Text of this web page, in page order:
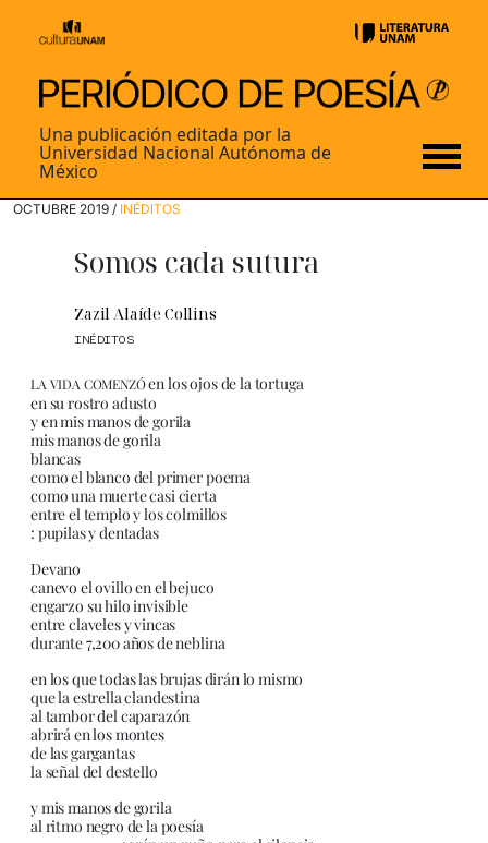
Una publicación editada por la
Universidad Nacional Autónoma de
México
OCTUBRE 2019 / INÉDITOS
Somos cada sutura
Zazil Alaíde Collins
INÉDITOS
LA VIDA COMENZÓen los ojos de la tortuga
en su rostro adusto
y en mis manos de gorila
mis manos de gorila
blancas
como el blanco del primer poema
como una muerte casi cierta
entre el templo y los colmillos
: pupilas y dentadas
Devano
canevo el ovillo en el bejuco
engarzo su hilo invisible
entre claveles y vincas
durante 7,200 años de neblina
en los que todas las brujas dirán lo mismo
que la estrella clandestina
al tambor del caparazón
abrirá en los montes
de las gargantas
la señal del destello
y mis manos de gorila
al ritmo negro de la poesía